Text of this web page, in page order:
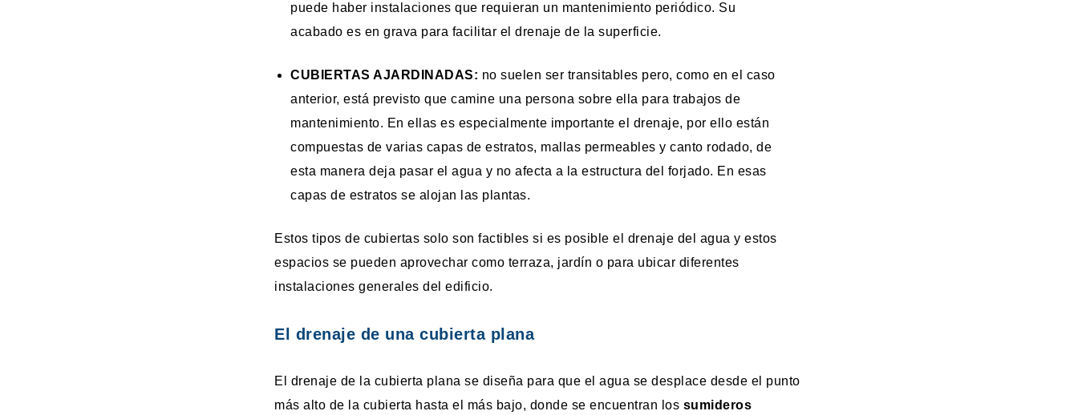
puede haber instalaciones que requieran un mantenimiento periódico. Su
acabado es en grava para facilitar el drenaje de la superficie.
CUBIERTAS AJARDINADAS: no suelen ser transitables pero, como en el caso
anterior, está previsto que camine una persona sobre ella para trabajos de
mantenimiento. En ellas es especialmente importante el drenaje, por ello están
compuestas de varias capas de estratos, mallas permeables y canto rodado, de
esta manera deja pasar el agua y no afecta a la estructura del forjado. En esas
capas de estratos se alojan las plantas.
Estos tipos de cubiertas solo son factibles si es posible el drenaje del agua y estos
espacios se pueden aprovechar como terraza, jardín o para ubicar diferentes
instalaciones generales del edificio.
El drenaje de una cubierta plana
El drenaje de la cubierta plana se diseña para que el agua se desplace desde el punto
más alto de la cubierta hasta el más bajo, donde se encuentran los sumideros